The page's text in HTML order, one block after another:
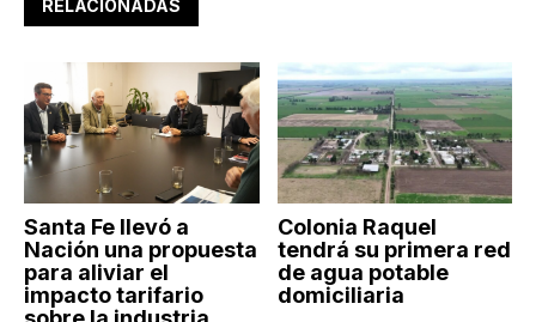
RELACIONADAS
Santa Fe llevó a
Nación una propuesta
para aliviar el
impacto tarifario
Colonia Raquel
tendrá su primera red
de agua potable
domiciliaria